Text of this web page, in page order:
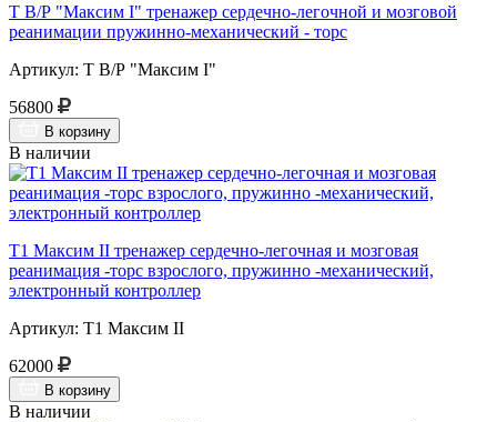
Т В/Р "Максим I" тренажер сердечно-легочной и мозговой
реанимации пружинно-механический - торс
Артикул: Т В/Р "Максим I"
56800
В корзину
В наличии
Т1 Максим II тренажер сердечно-легочная и мозговая
реанимация -торс взрослого, пружинно -механический,
электронный контроллер
Артикул: Т1 Максим II
62000
В корзину
В наличии